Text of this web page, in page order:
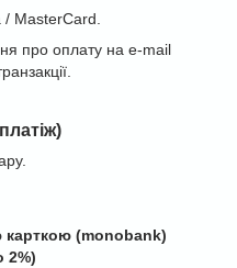
/ MasterCard.
про оплату на e-mail
карткою (monobank)
2%)